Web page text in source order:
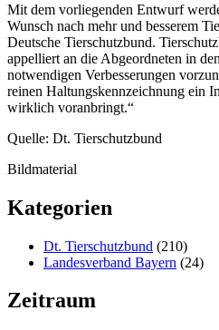
Mit dem vorliegenden Entwurf
Wunsch nach mehr und besserem
Deutsche Tierschutzbund.
appelliert an die Abgeordneten in
notwendigen Verbesserungen
reinen Haltungskennzeichnung ein
wirklich voranbringt.“
Quelle: Dt. Tierschutzbund
Bildmaterial
Kategorien
Dt. Tierschutzbund (210)
Landesverband Bayern (24)
Zeitraum